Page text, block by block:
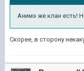
Анимэ же клан есть!
Скорее, в сторону